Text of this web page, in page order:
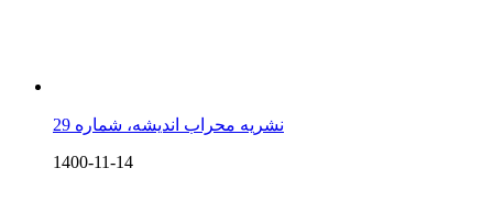
نشریه محراب اندیشه، شماره 29
1400-11-14